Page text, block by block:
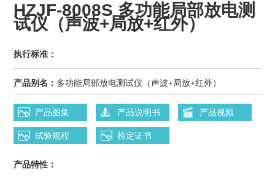
HZJF-8008S 多功能局部放电测
试仪（声波+局放+红外）
执行标准：
产品别名： 多功能局部放电测试仪（声波+局放+红外）
产品图集 产品说明书 产品视频
试验规程 检定证书
产品特性：